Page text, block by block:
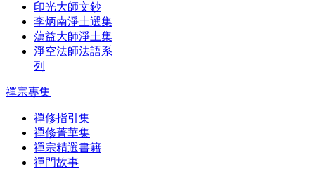
印光大師文鈔
李炳南淨土選集
蕅益大師淨土集
淨空法師法語系
列
禪宗專集
禪修指引集
禪修菁華集
禪宗精選書籍
禪門故事